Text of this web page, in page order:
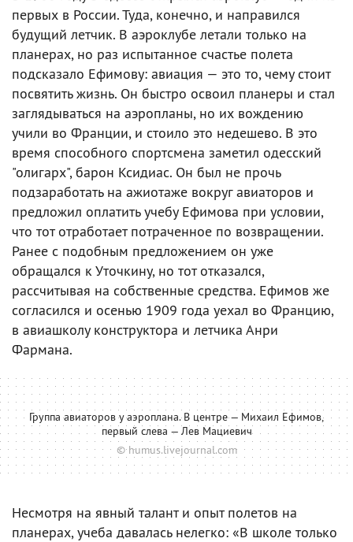
первых в России. Туда, конечно, и направился
будущий летчик. В аэроклубе летали только на
планерах, но раз испытанное счастье полета
подсказало Ефимову: авиация — это то, чему стоит
посвятить жизнь. Он быстро освоил планеры и стал
заглядываться на аэропланы, но их вождению
учили во Франции, и стоило это недешево. В это
время способного спортсмена заметил одесский
"олигарх", барон Ксидиас. Он был не прочь
подзаработать на ажиотаже вокруг авиаторов и
предложил оплатить учебу Ефимова при условии,
что тот отработает потраченное по возвращении.
Ранее с подобным предложением он уже
обращался к Уточкину, но тот отказался,
рассчитывая на собственные средства. Ефимов же
согласился и осенью 1909 года уехал во Францию,
в авиашколу конструктора и летчика Анри
Фармана.
Группа авиаторов у аэроплана. В центре — Михаил Ефимов,
первый слева — Лев Мациевич
© humus.livejournal.com
Несмотря на явный талант и опыт полетов на
планерах, учеба давалась нелегко: «В школе только